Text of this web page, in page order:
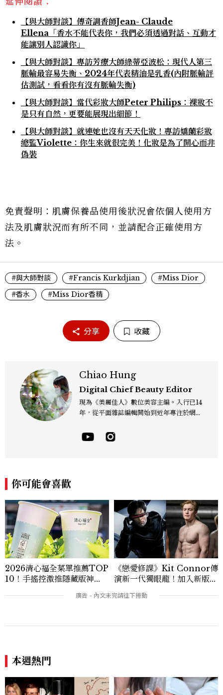
【與大師對談】傳奇調香師Jean- Claude
Ellena「香水不能代表你，我們必須透過對話、互動才
能讓別人認識你」
【與大師對談】專訪芳療大師綠蒂亞波松：現代人第三
脈輪最容易失衡、2024年代表精油是乳香(內附脈輪評
估測試，看看你有沒有脈輪失衡)
【與大師對談】當代彩妝大師Peter Philips：裸妝不
是只有自然，更要能展現出細節！
【與大師對談】就連她也沒有天天化妝！專訪嬌蘭彩妝
總監Violette：你生來就很完美！化妝是為了開心而非
偽裝
免責聲明：肌膚保養品使用後狀況會依個人使用方
法及肌膚狀況而有所不同，並請配合正確使用方
法。
#與大師對談 #Francis Kurkdjian
#Miss Dior
#香水
#Miss Dior香精
分享 收藏
Chiao Hung
Digital Chief Beauty Editor
現為《美麗佳人》數位美容主編。入行已14
年，從平面雜誌編輯開始到近年專注於網路
耕彩妝、保養、香氛、頭髮...等與美有關的
面向。擅長以細膩敏銳的觀察力，深入報導
你可能會喜歡
2026清心福全菜單推薦TOP
10！手搖控激推隱藏版神
《戀愛修課》Kit Connor傳
演新一代獨眼龍！加入新版
Sink
本週熱門